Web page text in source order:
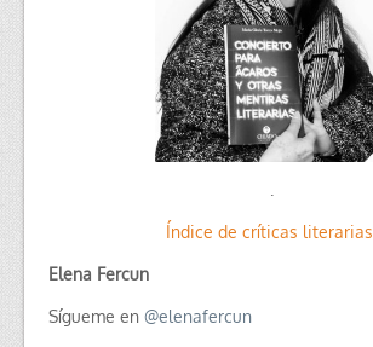
Índice de críticas literarias.
Elena Fercun
Sígueme en @elenafercun